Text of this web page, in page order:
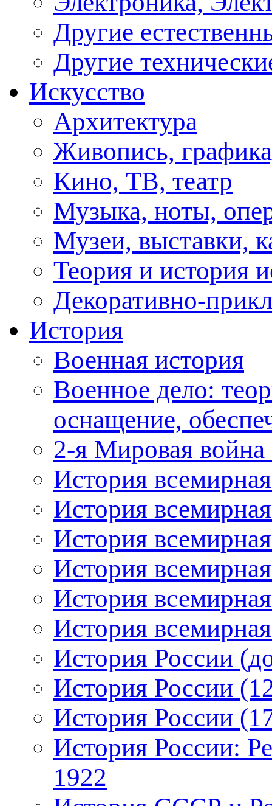
Другие
Другие
Искусство
Архитектура
Живопись,
Кино, ТВ, театр
Музыка, ноты,
Музеи, выставки,
Теория и история
Декоративно-
История
Военная история
Военное дело:
оснащение,
2-я Мировая война
История
История
История
История
История
История
История России
История России
История России
История России:
1922